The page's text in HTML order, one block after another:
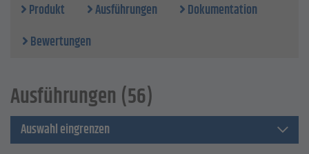
Produkt Ausführungen
Dokumentation
Bewertungen
Ausführungen (56)
Auswahl eingrenzen